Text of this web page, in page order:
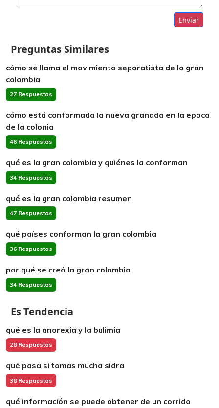
Enviar
Preguntas Similares
cómo se llama el movimiento separatista de la gran
colombia
27 Respuestas
cómo está conformada la nueva granada en la epoca
de la colonia
46 Respuestas
qué es la gran colombia y quiénes la conforman
34 Respuestas
qué es la gran colombia resumen
47 Respuestas
qué países conforman la gran colombia
36 Respuestas
por qué se creó la gran colombia
34 Respuestas
Es Tendencia
qué es la anorexia y la bulimia
28 Respuestas
qué pasa si tomas mucha sidra
38 Respuestas
qué información se puede obtener de un corrido